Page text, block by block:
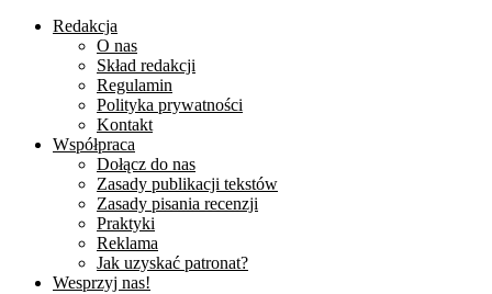
Redakcja
O nas
Skład redakcji
Regulamin
Polityka prywatności
Kontakt
Współpraca
Dołącz do nas
Zasady publikacji tekstów
Zasady pisania recenzji
Praktyki
Reklama
Jak uzyskać patronat?
Wesprzyj nas!